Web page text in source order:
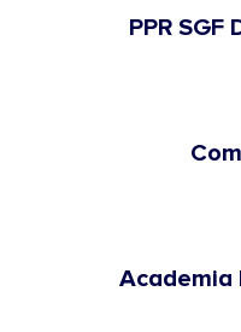
PPR SGF
Academia